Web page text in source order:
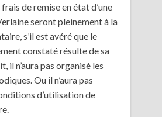
de remise en état d’une
seront pleinement à la
s’il est avéré que le
constaté résulte de sa
il n’aura pas organisé les
Ou il n’aura pas
d’utilisation de